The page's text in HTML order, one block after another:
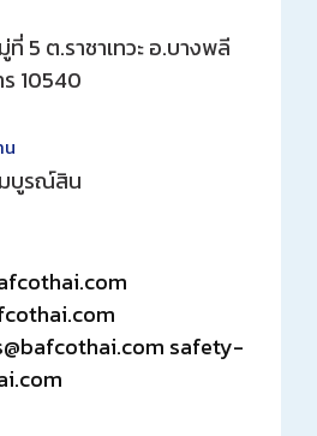
5 ต.ราชาเทวะ อ.บางพลี
10540
บูรณ์สิน
safety-